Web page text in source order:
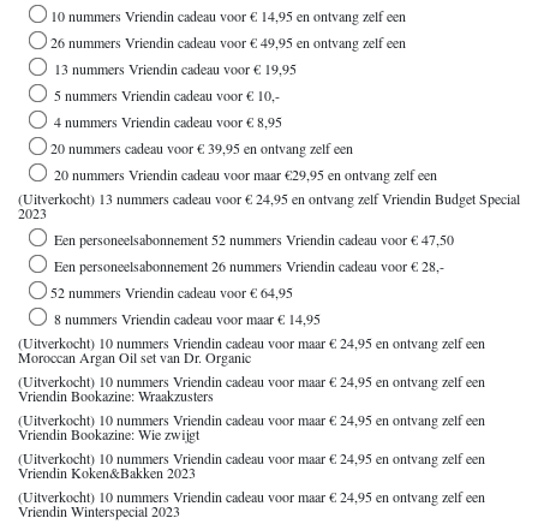
10 nummers Vriendin cadeau voor € 14,95 en ontvang zelf een
26 nummers Vriendin cadeau voor € 49,95 en ontvang zelf een
13 nummers Vriendin cadeau voor € 19,95
5 nummers Vriendin cadeau voor € 10,-
4 nummers Vriendin cadeau voor € 8,95
20 nummers cadeau voor € 39,95 en ontvang zelf een
20 nummers Vriendin cadeau voor maar €29,95 en ontvang zelf een
(Uitverkocht) 13 nummers cadeau voor € 24,95 en ontvang zelf Vriendin Budget Special
2023
Een personeelsabonnement 52 nummers Vriendin cadeau voor € 47,50
Een personeelsabonnement 26 nummers Vriendin cadeau voor € 28,-
52 nummers Vriendin cadeau voor € 64,95
8 nummers Vriendin cadeau voor maar € 14,95
(Uitverkocht) 10 nummers Vriendin cadeau voor maar € 24,95 en ontvang zelf een
Moroccan Argan Oil set van Dr. Organic
(Uitverkocht) 10 nummers Vriendin cadeau voor maar € 24,95 en ontvang zelf een
Vriendin Bookazine: Wraakzusters
(Uitverkocht) 10 nummers Vriendin cadeau voor maar € 24,95 en ontvang zelf een
Vriendin Bookazine: Wie zwijgt
(Uitverkocht) 10 nummers Vriendin cadeau voor maar € 24,95 en ontvang zelf een
Vriendin Koken&Bakken 2023
(Uitverkocht) 10 nummers Vriendin cadeau voor maar € 24,95 en ontvang zelf een
Vriendin Winterspecial 2023